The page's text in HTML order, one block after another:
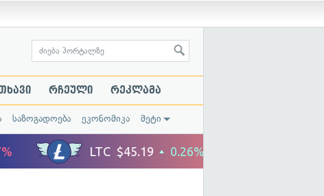
რჩეული რეკლამა
საზოგადოება ეკონომიკა მეტი